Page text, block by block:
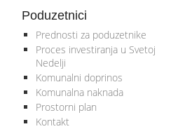
Poduzetnici
Prednosti za poduzetnike
Proces investiranja u Svetoj
Nedelji
Komunalni doprinos
Komunalna naknada
Prostorni plan
Kontakt